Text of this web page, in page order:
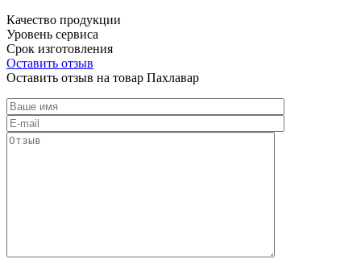
Качество продукции
Уровень сервиса
Срок изготовления
Оставить отзыв
Оставить отзыв на товар Пахлавар